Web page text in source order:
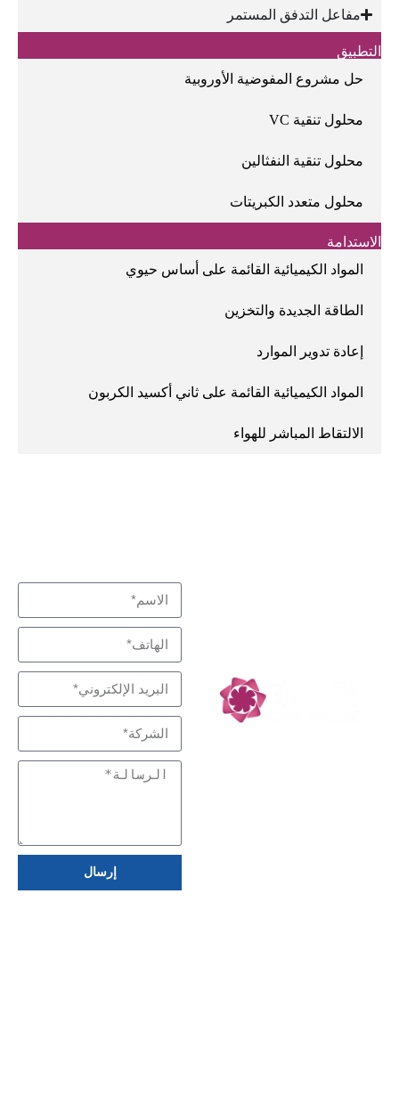
مفاعل التدفق المستمر
التطبيق
حل مشروع المفوضية الأوروبية
محلول تنقية VC
محلول تنقية النفثالين
محلول متعدد الكبريتات
الاستدامة
المواد الكيميائية القائمة على أساس حيوي
الطاقة الجديدة والتخزين
إعادة تدوير الموارد
المواد الكيميائية القائمة على ثاني أكسيد الكربون
الالتقاط المباشر للهواء
إرسال